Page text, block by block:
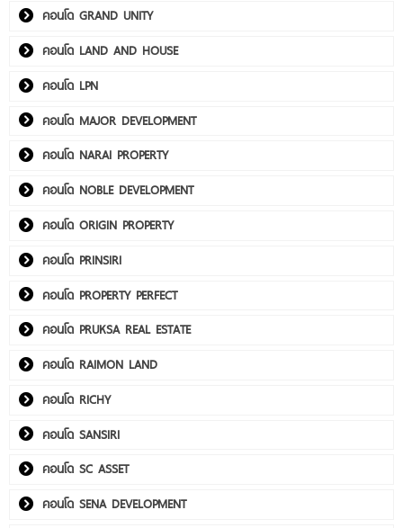
คอนโด GRAND UNITY
คอนโด LAND AND HOUSE
คอนโด LPN
คอนโด MAJOR DEVELOPMENT
คอนโด NARAI PROPERTY
คอนโด NOBLE DEVELOPMENT
คอนโด ORIGIN PROPERTY
คอนโด PRINSIRI
คอนโด PROPERTY PERFECT
คอนโด PRUKSA REAL ESTATE
คอนโด RAIMON LAND
คอนโด RICHY
คอนโด SANSIRI
คอนโด SC ASSET
คอนโด SENA DEVELOPMENT